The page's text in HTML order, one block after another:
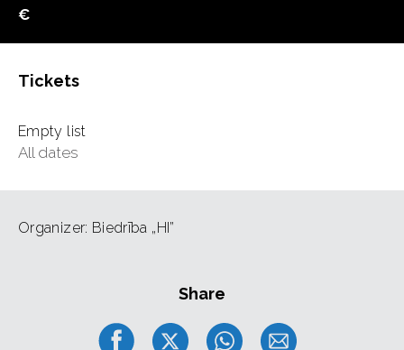
€
Tickets
Empty list
All dates
Organizer: Biedrība „HI”
Share